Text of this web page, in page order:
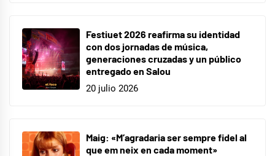
Festiuet 2026 reafirma su identidad
con dos jornadas de música,
generaciones cruzadas y un público
entregado en Salou
20 julio 2026
Maig: «M’agradaria ser sempre fidel al
que em neix en cada moment»